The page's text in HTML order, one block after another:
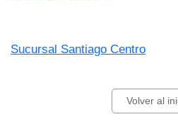
Sucursal Santiago Centro
Volver al